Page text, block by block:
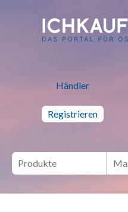
ich kauf
Händler
Registrieren